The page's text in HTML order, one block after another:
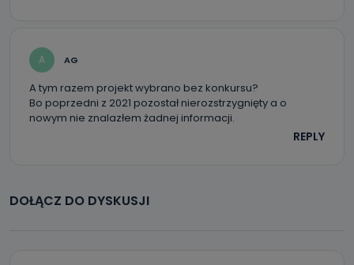
A AG
A tym razem projekt wybrano bez konkursu?
Bo poprzedni z 2021 pozostał nierozstrzygnięty a o
nowym nie znalazłem żadnej informacji.
REPLY
DOŁĄCZ DO DYSKUSJI